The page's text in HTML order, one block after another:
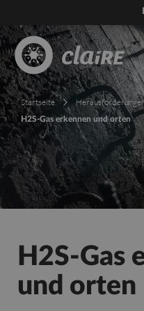
Startseite
H2S-Gas erkennen und orten
H2S-Gas
und orten